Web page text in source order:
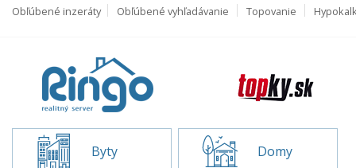
Obľúbené inzeráty Obľúbené vyhľadávanie Topovanie
Byty Domy